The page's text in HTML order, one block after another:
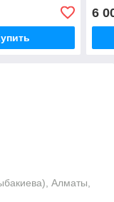
6
Алматы,